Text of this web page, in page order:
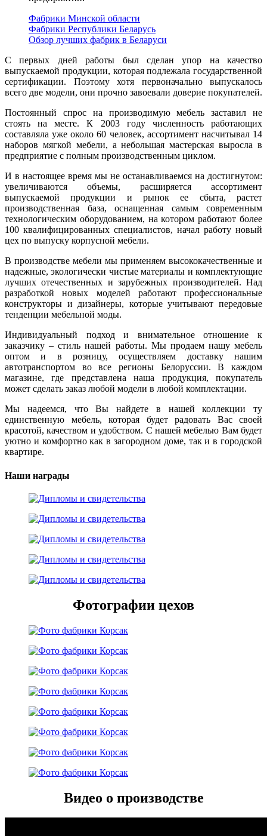
Фабрики Минской области
Фабрики Республики Беларусь
Обзор лучших фабрик в Беларуси
С первых дней работы был сделан упор на качество
выпускаемой продукции, которая подлежала государственной
сертификации. Поэтому хотя первоначально выпускалось
всего две модели, они прочно завоевали доверие покупателей.
Постоянный спрос на производимую мебель заставил не
стоять на месте. К 2003 году численность работающих
составляла уже около 60 человек, ассортимент насчитывал 14
наборов мягкой мебели, а небольшая мастерская выросла в
предприятие с полным производственным циклом.
И в настоящее время мы не останавливаемся на достигнутом:
увеличиваются объемы, расширяется ассортимент
выпускаемой продукции и рынок ее сбыта, растет
производственная база, оснащенная самым современным
технологическим оборудованием, на котором работают более
100 квалифицированных специалистов, начал работу новый
цех по выпуску корпусной мебели.
В производстве мебели мы применяем высококачественные и
надежные, экологически чистые материалы и комплектующие
лучших отечественных и зарубежных производителей. Над
разработкой новых моделей работают профессиональные
конструкторы и дизайнеры, которые учитывают передовые
тенденции мебельной моды.
Индивидуальный подход и внимательное отношение к
заказчику – стиль нашей работы. Мы продаем нашу мебель
оптом и в розницу, осуществляем доставку нашим
автотранспортом во все регионы Белоруссии. В каждом
магазине, где представлена наша продукция, покупатель
может сделать заказ любой модели в любой комплектации.
Мы надеемся, что Вы найдете в нашей коллекции ту
единственную мебель, которая будет радовать Вас своей
красотой, качеством и удобством. С нашей мебелью Вам будет
уютно и комфортно как в загородном доме, так и в городской
квартире.
Наши награды
Фотографии цехов
Видео о производстве